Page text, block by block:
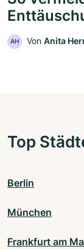
AH Von Anita
Top
Berlin
München
Frankfurt am